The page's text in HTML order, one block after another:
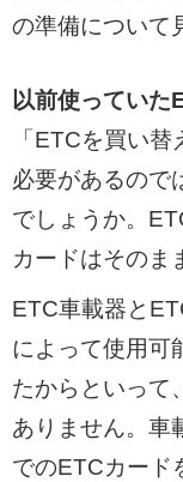
の準備について
以前使っていた
「ETCを買い
必要があるので
でしょうか。
カードはそのま
ETC車載器と
によって使用可
たからといって
ありません。車
でのETCカード